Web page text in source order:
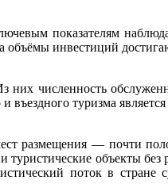
показателям
объёмы инвестиций
численность
туризма
размещения — почти
объекты без
поток в